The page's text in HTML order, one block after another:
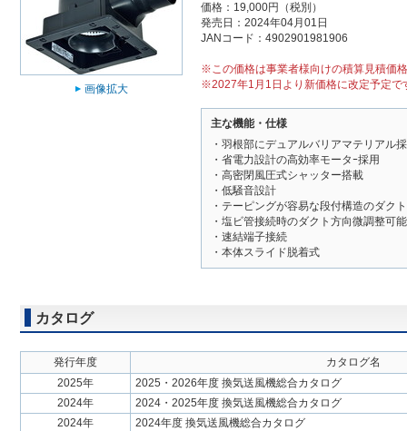
画像拡大
価格：19,000円（税別）
発売日：2024年04月01日
JANコード：4902901981906
※この価格は事業者様向けの積算見積価
※2027年1月1日より新価格に改定予定で
主な機能・仕様
・羽根部にデュアルバリアマテリアル
・省電力設計の高効率モータｰ採用
・高密閉風圧式シャッター搭載
・低騒音設計
・テーピングが容易な段付構造のダク
・塩ビ管接続時のダクト方向微調整可
・速結端子接続
・本体スライド脱着式
カタログ
発行年度
カタログ名
2025年
2025・2026年度 換気送風機総合カタログ
2024年
2024・2025年度 換気送風機総合カタログ
2024年
2024年度 換気送風機総合カタログ